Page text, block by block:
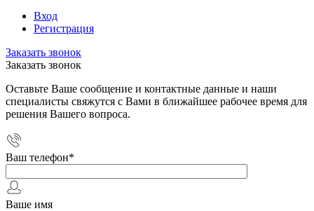
Вход
Регистрация
Заказать звонок
Заказать звонок
Оставьте Ваше сообщение и контактные данные и наши
специалисты свяжутся с Вами в ближайшее рабочее время для
решения Вашего вопроса.
Ваш телефон*
Ваше имя